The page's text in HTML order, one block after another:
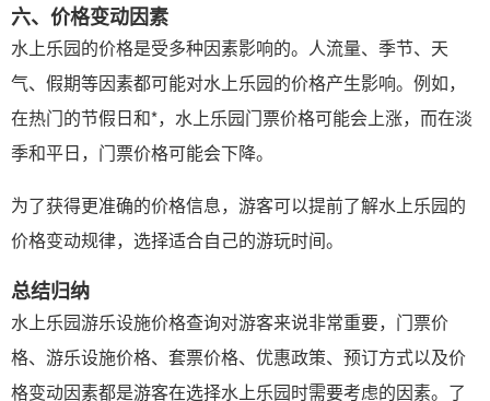
六、价格变动因素
水上乐园的价格是受多种因素影响的。人流量、季节、天
气、假期等因素都可能对水上乐园的价格产生影响。例如，
在热门的节假日和*，水上乐园门票价格可能会上涨，而在淡
季和平日，门票价格可能会下降。
为了获得更准确的价格信息，游客可以提前了解水上乐园的
价格变动规律，选择适合自己的游玩时间。
总结归纳
水上乐园游乐设施价格查询对游客来说非常重要，门票价
格、游乐设施价格、套票价格、优惠政策、预订方式以及价
格变动因素都是游客在选择水上乐园时需要考虑的因素。了